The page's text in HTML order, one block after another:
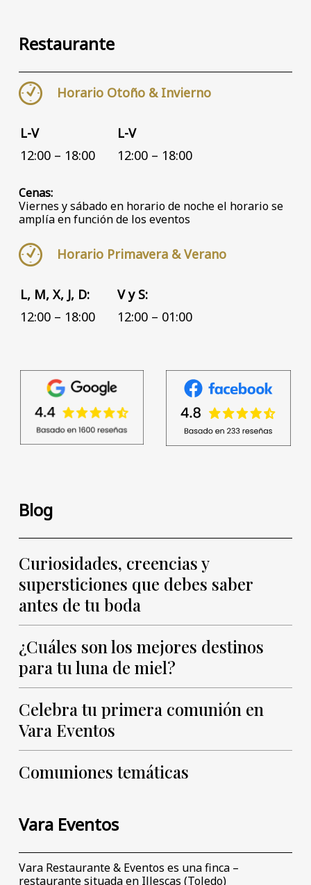
Restaurante
Horario Otoño & Invierno
L-V
12:00 – 18:00
L-V
12:00 – 18:00
Cenas:
Viernes y sábado en horario de noche el horario se
amplía en función de los eventos
Horario Primavera & Verano
L, M, X, J, D:
12:00 – 18:00
V y S:
12:00 – 01:00
Blog
Curiosidades, creencias y
supersticiones que debes saber
antes de tu boda
¿Cuáles son los mejores destinos
para tu luna de miel?
Celebra tu primera comunión en
Vara Eventos
Comuniones temáticas
Vara Eventos
Vara Restaurante & Eventos es una finca –
restaurante situada en Illescas (Toledo)